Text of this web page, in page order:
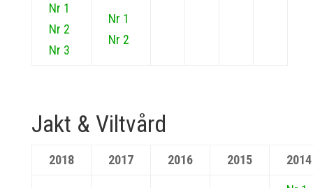
Nr 1
Nr 2
Nr 3
Nr 1
Nr 2
Jakt & Viltvård
2018 2017 2016 2015 2014